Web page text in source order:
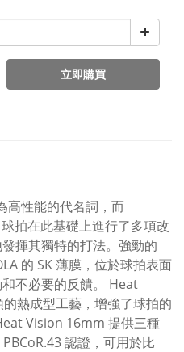
立即購買
高性能的代名詞，而
拍在此基礎上進行了多項改
揮其獨特的打法。強勁的
的 SK 薄膜，位於球拍表面
不必要的反饋。 Heat
熱成型工藝，增強了球拍的
Vision 16mm 提供三種
認證，可用於比